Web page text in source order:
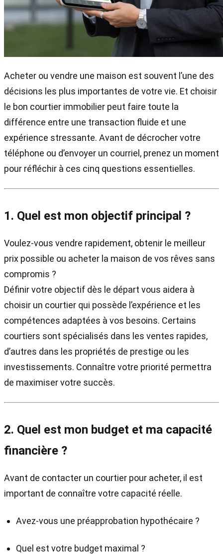
Acheter ou vendre une maison est souvent l’une des
décisions les plus importantes de votre vie. Et choisir
le bon courtier immobilier peut faire toute la
différence entre une transaction fluide et une
expérience stressante. Avant de décrocher votre
téléphone ou d’envoyer un courriel, prenez un moment
pour réfléchir à ces cinq questions essentielles.
1. Quel est mon objectif principal ?
Voulez-vous vendre rapidement, obtenir le meilleur
prix possible ou acheter la maison de vos rêves sans
compromis ?
Définir votre objectif dès le départ vous aidera à
choisir un courtier qui possède l’expérience et les
compétences adaptées à vos besoins. Certains
courtiers sont spécialisés dans les ventes rapides,
d’autres dans les propriétés de prestige ou les
investissements. Connaître votre priorité permettra
de maximiser votre succès.
2. Quel est mon budget et ma capacité
financière ?
Avant de contacter un courtier pour acheter, il est
important de connaître votre capacité réelle.
Avez-vous une préapprobation hypothécaire ?
Quel est votre budget maximal ?